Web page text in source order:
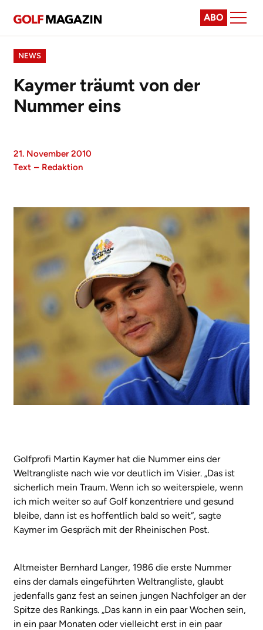
ABO
NEWS
Kaymer träumt von der
Nummer eins
21. November 2010
Text – Redaktion
Golfprofi Martin Kaymer hat die Nummer eins der
Weltrangliste nach wie vor deutlich im Visier. „Das ist
sicherlich mein Traum. Wenn ich so weiterspiele, wenn
ich mich weiter so auf Golf konzentriere und gesund
bleibe, dann ist es hoffentlich bald so weit“, sagte
Kaymer im Gespräch mit der Rheinischen Post.
Altmeister Bernhard Langer, 1986 die erste Nummer
eins der damals eingeführten Weltrangliste, glaubt
jedenfalls ganz fest an seinen jungen Nachfolger an der
Spitze des Rankings. „Das kann in ein paar Wochen sein,
in ein paar Monaten oder vielleicht erst in ein paar